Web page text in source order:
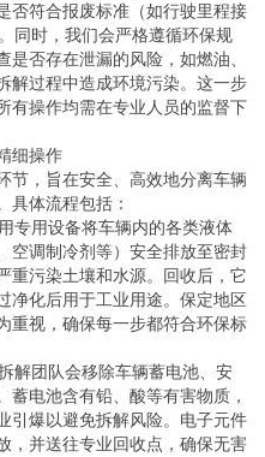
否符合报废标准（如行驶里程接
同时，我们会严格遵循环保规
否存在泄漏的风险，如燃油、
解过程中造成环境污染。这一步
有操作均需在专业人员的监督下
细操作
节，旨在安全、高效地分离车辆
具体流程包括：
专用设备将车辆内的各类液体
空调制冷剂等）安全排放至密封
重污染土壤和水源。回收后，它
净化后用于工业用途。保定地区
重视，确保每一步都符合环保标
解团队会移除车辆蓄电池、安
电池含有铅、酸等有害物质，
引爆以避免拆解风险。电子元件
，并送往专业回收点，确保无害